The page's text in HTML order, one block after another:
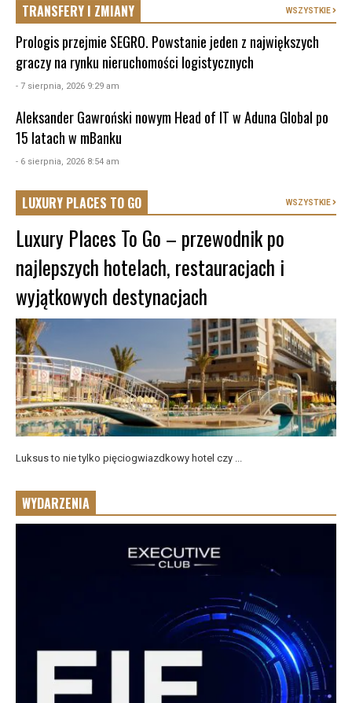
TRANSFERY I ZMIANY WSZYSTKIE
Prologis przejmie SEGRO. Powstanie jeden z największych
graczy na rynku nieruchomości logistycznych
- 7 sierpnia, 2026 9:29 am
Aleksander Gawroński nowym Head of IT w Aduna Global po
15 latach w mBanku
- 6 sierpnia, 2026 8:54 am
LUXURY PLACES TO GO WSZYSTKIE
Luxury Places To Go – przewodnik po
najlepszych hotelach, restauracjach i
wyjątkowych destynacjach
Luksus to nie tylko pięciogwiazdkowy hotel czy ...
WYDARZENIA